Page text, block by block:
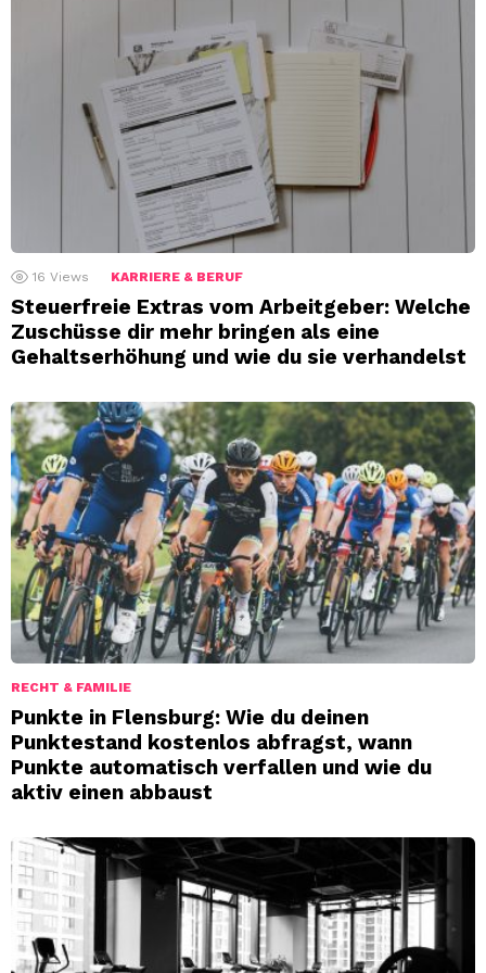
16 Views KARRIERE & BERUF
Steuerfreie Extras vom Arbeitgeber: Welche
Zuschüsse dir mehr bringen als eine
Gehaltserhöhung und wie du sie verhandelst
RECHT & FAMILIE
Punkte in Flensburg: Wie du deinen
Punktestand kostenlos abfragst, wann
Punkte automatisch verfallen und wie du
aktiv einen abbaust